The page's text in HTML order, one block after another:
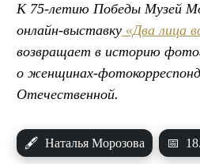
К 75-летию Победы Музей
онлайн-выставку «Два лица
возвращает в историю
о женщинах-
Отечественной.
🖋 Наталья Морозова 📅